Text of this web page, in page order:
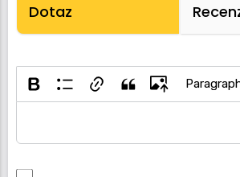
Dotaz